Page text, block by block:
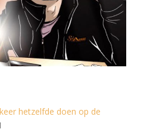
hetzelfde doen op de